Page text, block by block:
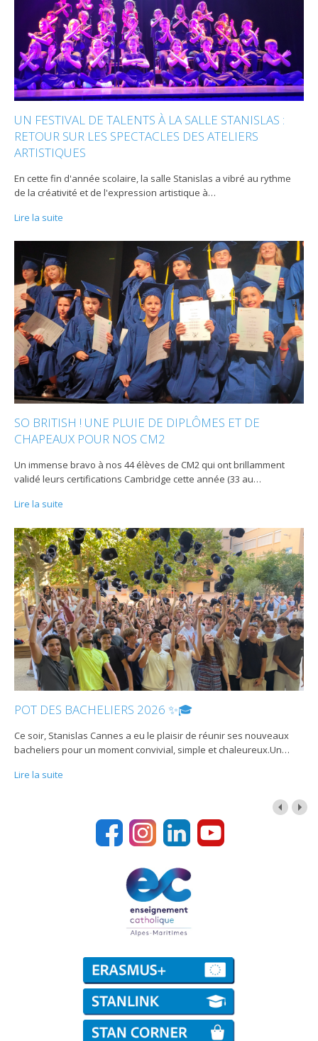
UN FESTIVAL DE TALENTS À LA SALLE STANISLAS :
RETOUR SUR LES SPECTACLES DES ATELIERS
ARTISTIQUES
En cette fin d'année scolaire, la salle Stanislas a vibré au rythme
de la créativité et de l'expression artistique à…
Lire la suite
SO BRITISH ! UNE PLUIE DE DIPLÔMES ET DE
CHAPEAUX POUR NOS CM2
Un immense bravo à nos 44 élèves de CM2 qui ont brillamment
validé leurs certifications Cambridge cette année (33 au…
Lire la suite
POT DES BACHELIERS 2026 ✨🎓
Ce soir, Stanislas Cannes a eu le plaisir de réunir ses nouveaux
bacheliers pour un moment convivial, simple et chaleureux.Un…
Lire la suite